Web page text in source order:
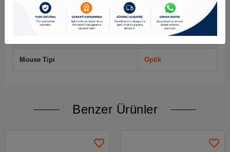
Gaming Özelliği
Kablosuz
Mouse Tipi Optik
Benzer Ürünler